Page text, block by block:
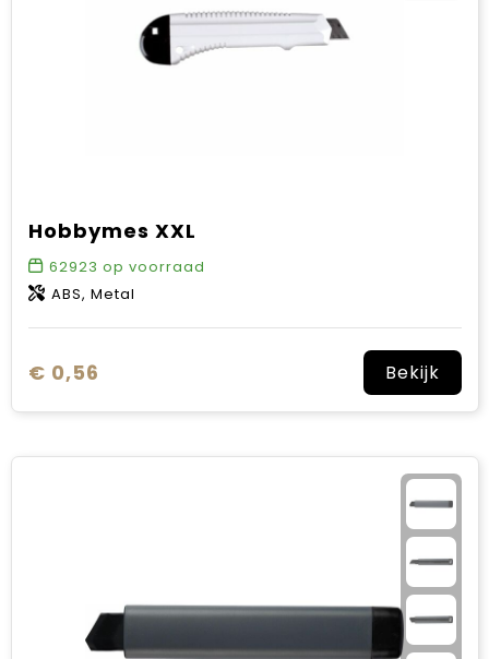
Hobbymes XXL
62923 op voorraad
ABS, Metal
€ 0,56 Bekijk